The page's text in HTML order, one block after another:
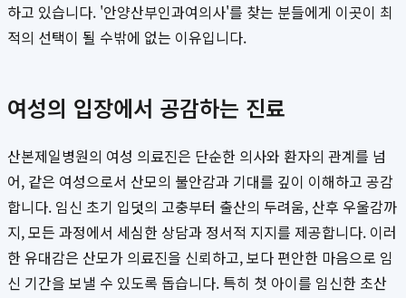
하고 있습니다. '안양산부인과여의사'를 찾는 분들에게 이곳이 최
적의 선택이 될 수밖에 없는 이유입니다.
여성의 입장에서 공감하는 진료
산본제일병원의 여성 의료진은 단순한 의사와 환자의 관계를 넘
어, 같은 여성으로서 산모의 불안감과 기대를 깊이 이해하고 공감
합니다. 임신 초기 입덧의 고충부터 출산의 두려움, 산후 우울감까
지, 모든 과정에서 세심한 상담과 정서적 지지를 제공합니다. 이러
한 유대감은 산모가 의료진을 신뢰하고, 보다 편안한 마음으로 임
신 기간을 보낼 수 있도록 돕습니다. 특히 첫 아이를 임신한 초산